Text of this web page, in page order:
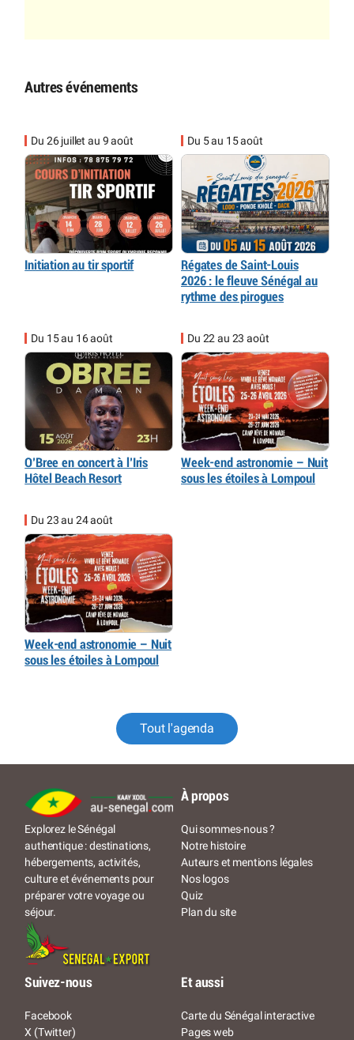
Autres événements
Du 26 juillet au 9 août
Initiation au tir sportif
Du 5 au 15 août
Régates de Saint-Louis
2026 : le fleuve Sénégal au
rythme des pirogues
Du 15 au 16 août
O’Bree en concert à l’Iris
Hôtel Beach Resort
Du 22 au 23 août
Week-end astronomie – Nuit
sous les étoiles à Lompoul
Du 23 au 24 août
Week-end astronomie – Nuit
sous les étoiles à Lompoul
Tout l'agenda
Explorez le Sénégal
authentique : destinations,
hébergements, activités,
culture et événements pour
préparer votre voyage ou
séjour.
À propos
Qui sommes-nous ?
Notre histoire
Auteurs et mentions légales
Nos logos
Quiz
Plan du site
Suivez-nous
Facebook
X (Twitter)
Et aussi
Carte du Sénégal interactive
Pages web